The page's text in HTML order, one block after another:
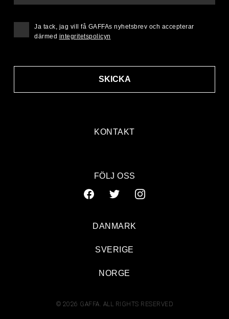
KONTAKT
SKICKA
Ja tack, jag vill få GAFFAs nyhetsbrev och accepterar
därmed integritetspolicyn
FÖLJ OSS
© 2026 GAFFA. ALL RIGHTS RESERVED
DANMARK
SVERIGE
NORGE